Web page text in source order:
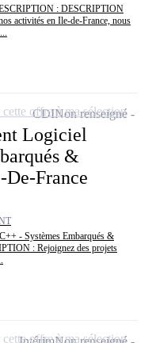
: DESCRIPTION
activités en Ile-de-France, nous
Logiciel
&
France
- Systèmes Embarqués &
: Rejoignez des projets
CDINon renseigné
offre à ma sélection
offre à ma sélection